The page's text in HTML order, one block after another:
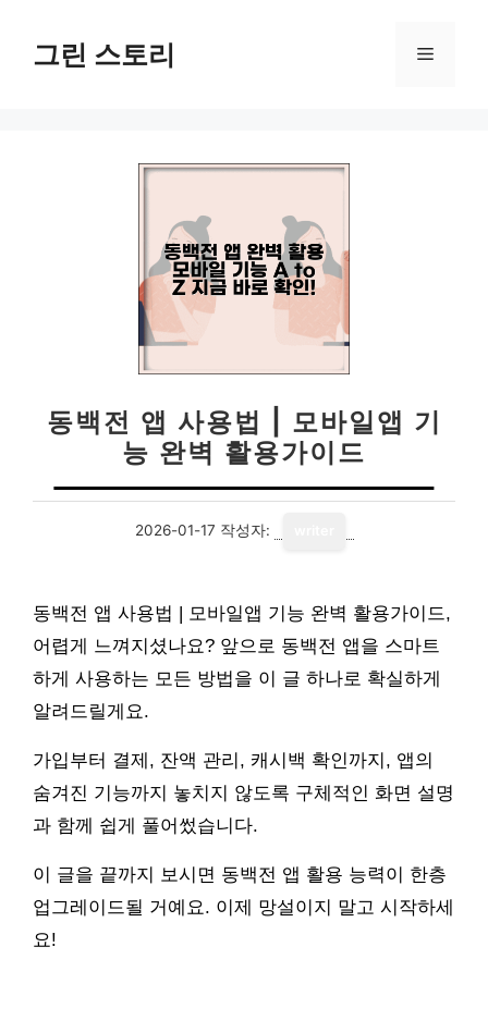
그린 스토리 메
동백전 앱 사용법 | 모바일앱 기
능 완벽 활용가이드
2026-01-17 작성자:
동백전 앱 사용법 | 모바일앱 기능 완벽 활용가이드,
어렵게 느껴지셨나요? 앞으로 동백전 앱을 스마트
하게 사용하는 모든 방법을 이 글 하나로 확실하게
알려드릴게요.
가입부터 결제, 잔액 관리, 캐시백 확인까지, 앱의
숨겨진 기능까지 놓치지 않도록 구체적인 화면 설명
과 함께 쉽게 풀어썼습니다.
이 글을 끝까지 보시면 동백전 앱 활용 능력이 한층
업그레이드될 거예요. 이제 망설이지 말고 시작하세
요!